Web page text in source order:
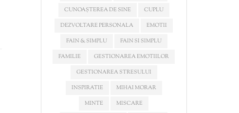
CUNOAȘTEREA DE SINE
CUPLU
DEZVOLTARE PERSONALA
EMOTII
FAIN & SIMPLU
FAIN SI SIMPLU
FAMILIE
GESTIONAREA EMOTIILOR
GESTIONAREA STRESULUI
INSPIRATIE
MIHAI MORAR
MINTE
MISCARE